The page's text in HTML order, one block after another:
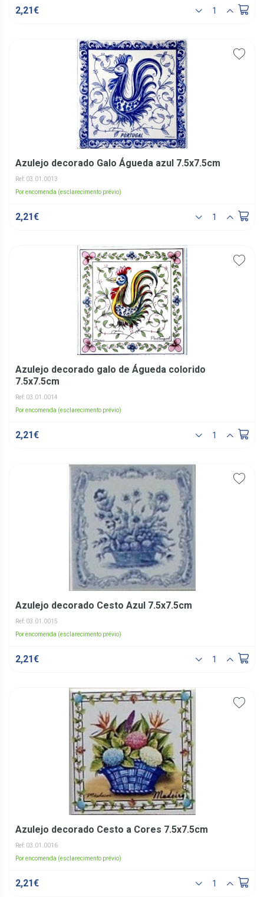
2,21€
Azulejo decorado Galo Águeda azul 7.5x7.5cm
Ref: 03.01.0013
Por encomenda (esclarecimento prévio)
2,21€
Azulejo decorado galo de Águeda colorido
7.5x7.5cm
Ref: 03.01.0014
Por encomenda (esclarecimento prévio)
2,21€
Azulejo decorado Cesto Azul 7.5x7.5cm
Ref: 03.01.0015
Por encomenda (esclarecimento prévio)
2,21€
Azulejo decorado Cesto a Cores 7.5x7.5cm
Ref: 03.01.0016
Por encomenda (esclarecimento prévio)
2,21€